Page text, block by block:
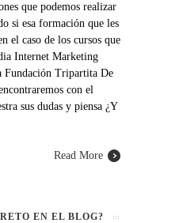
que podemos realizar
si esa formación que les
el caso de los cursos que
Internet Marketing
Fundación Tripartita De
con el
sus dudas y piensa ¿Y
Read More
EN EL BLOG?